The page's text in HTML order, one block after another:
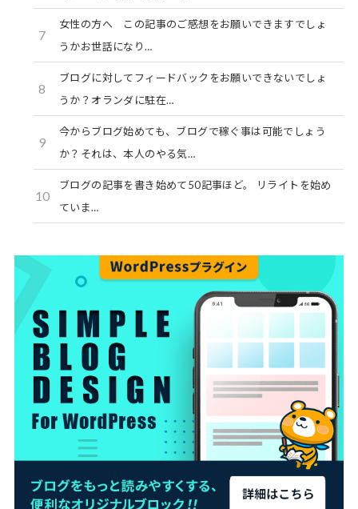
7
女性の方へ この記事のご感想をお願いできますでしょ
うかお世話になり…
8
ブログに対してフィードバックをお願いできないでしょ
うか？オランダに駐在…
9
今からブログ始めても、ブログで稼ぐ事は可能でしょう
か？それは、本人のやる気…
10
ブログの記事を書き始めて50記事ほど。 リライトを始め
ていま…